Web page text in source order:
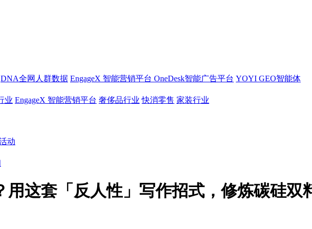
DNA全网人群数据 EngageX 智能营销平台 OneDesk智能广告平台 YOYI GEO智能体
业 EngageX 智能营销平台 奢侈品行业 快消零售 家装行业
动
这套「反人性」写作招式，修炼碳硅双